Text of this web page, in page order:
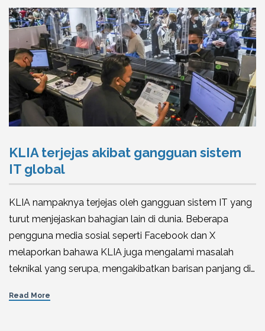
KLIA terjejas akibat gangguan sistem
IT global
KLIA nampaknya terjejas oleh gangguan sistem IT yang
turut menjejaskan bahagian lain di dunia. Beberapa
pengguna media sosial seperti Facebook dan X
melaporkan bahawa KLIA juga mengalami masalah
teknikal yang serupa, mengakibatkan barisan panjang di…
Read More